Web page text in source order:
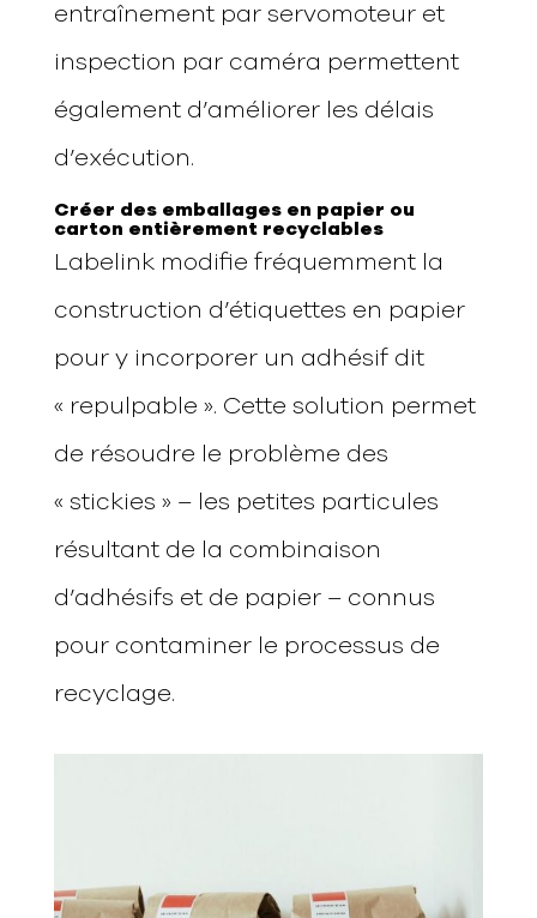
entraînement par servomoteur et
inspection par caméra permettent
également d’améliorer les délais
d’exécution.
Créer des emballages en papier ou
carton entièrement recyclables
Labelink modifie fréquemment la
construction d’étiquettes en papier
pour y incorporer un adhésif dit
« repulpable ». Cette solution permet
de résoudre le problème des
« stickies » – les petites particules
résultant de la combinaison
d’adhésifs et de papier – connus
pour contaminer le processus de
recyclage.